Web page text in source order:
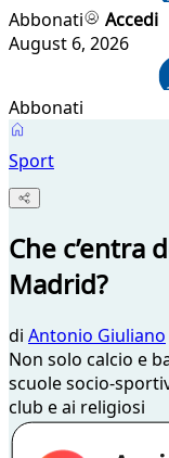
Abbonati
Accedi
August 6, 2026
Abbonati
Sport
Che c’entra
Madrid?
di Antonio Giuliano
Non solo calcio e
scuole socio-
club e ai religiosi